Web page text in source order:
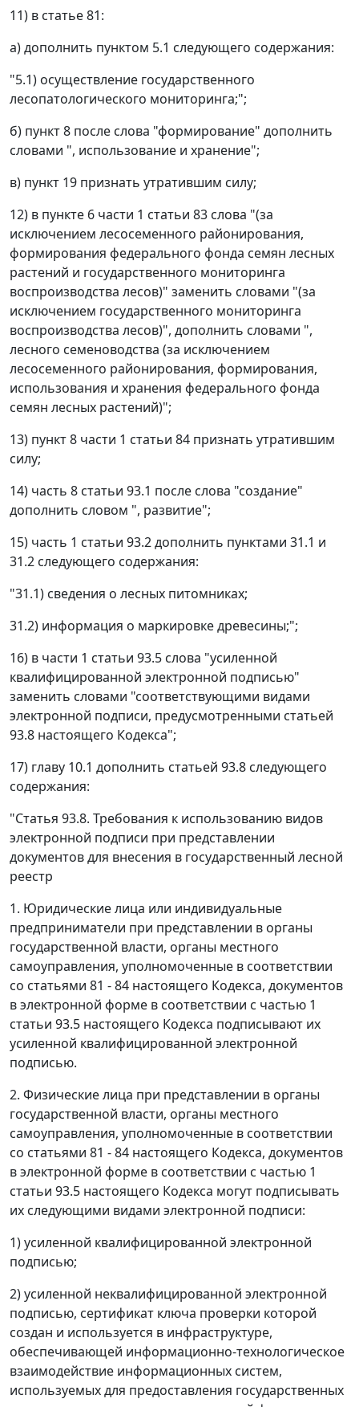
11) в статье 81:
а) дополнить пунктом 5.1 следующего содержания:
"5.1) осуществление государственного
лесопатологического мониторинга;";
б) пункт 8 после слова "формирование" дополнить
словами ", использование и хранение";
в) пункт 19 признать утратившим силу;
12) в пункте 6 части 1 статьи 83 слова "(за
исключением лесосеменного районирования,
формирования федерального фонда семян лесных
растений и государственного мониторинга
воспроизводства лесов)" заменить словами "(за
исключением государственного мониторинга
воспроизводства лесов)", дополнить словами ",
лесного семеноводства (за исключением
лесосеменного районирования, формирования,
использования и хранения федерального фонда
семян лесных растений)";
13) пункт 8 части 1 статьи 84 признать утратившим
силу;
14) часть 8 статьи 93.1 после слова "создание"
дополнить словом ", развитие";
15) часть 1 статьи 93.2 дополнить пунктами 31.1 и
31.2 следующего содержания:
"31.1) сведения о лесных питомниках;
31.2) информация о маркировке древесины;";
16) в части 1 статьи 93.5 слова "усиленной
квалифицированной электронной подписью"
заменить словами "соответствующими видами
электронной подписи, предусмотренными статьей
93.8 настоящего Кодекса";
17) главу 10.1 дополнить статьей 93.8 следующего
содержания:
"Статья 93.8. Требования к использованию видов
электронной подписи при представлении
документов для внесения в государственный лесной
реестр
1. Юридические лица или индивидуальные
предприниматели при представлении в органы
государственной власти, органы местного
самоуправления, уполномоченные в соответствии
со статьями 81 - 84 настоящего Кодекса, документов
в электронной форме в соответствии с частью 1
статьи 93.5 настоящего Кодекса подписывают их
усиленной квалифицированной электронной
подписью.
2. Физические лица при представлении в органы
государственной власти, органы местного
самоуправления, уполномоченные в соответствии
со статьями 81 - 84 настоящего Кодекса, документов
в электронной форме в соответствии с частью 1
статьи 93.5 настоящего Кодекса могут подписывать
их следующими видами электронной подписи:
1) усиленной квалифицированной электронной
подписью;
2) усиленной неквалифицированной электронной
подписью, сертификат ключа проверки которой
создан и используется в инфраструктуре,
обеспечивающей информационно-технологическое
взаимодействие информационных систем,
используемых для предоставления государственных